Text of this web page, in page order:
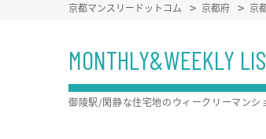
京都マンスリードットコム 京都府 京
MONTHLY&WEEKLY
御陵駅/閑静な住宅地のウィークリーマンシ